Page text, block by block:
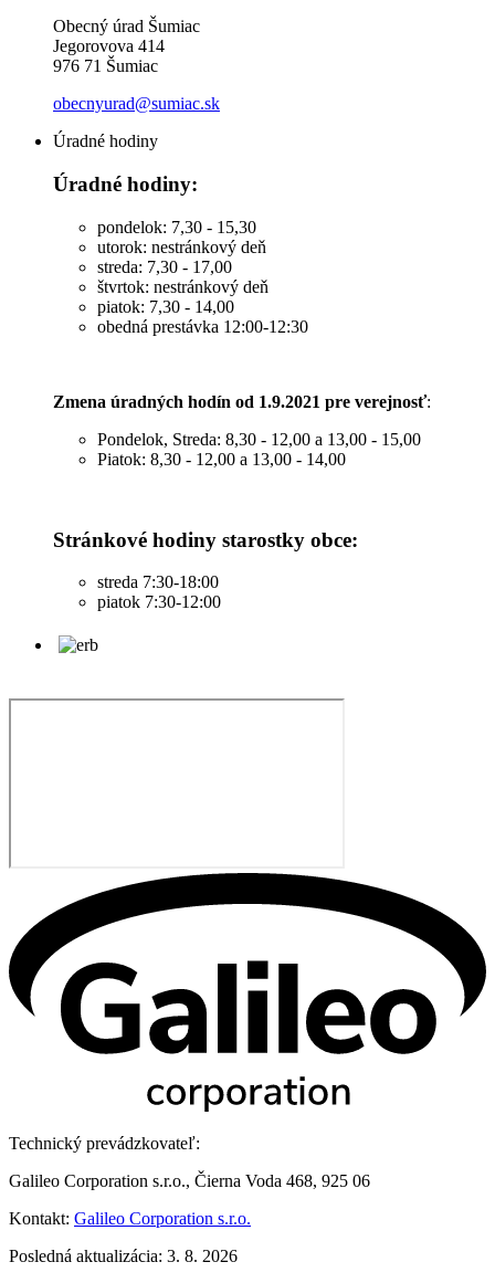
Obecný úrad Šumiac
Jegorovova 414
976 71 Šumiac
obecnyurad@sumiac.sk
Úradné hodiny
Úradné hodiny:
pondelok: 7,30 - 15,30
utorok: nestránkový deň
streda: 7,30 - 17,00
štvrtok: nestránkový deň
piatok: 7,30 - 14,00
obedná prestávka 12:00-12:30
Zmena úradných hodín od 1.9.2021 pre verejnosť:
Pondelok, Streda: 8,30 - 12,00 a 13,00 - 15,00
Piatok: 8,30 - 12,00 a 13,00 - 14,00
Stránkové hodiny starostky obce:
streda 7:30-18:00
piatok 7:30-12:00
Technický prevádzkovateľ:
Galileo Corporation s.r.o., Čierna Voda 468, 925 06
Kontakt: Galileo Corporation s.r.o.
Posledná aktualizácia: 3. 8. 2026